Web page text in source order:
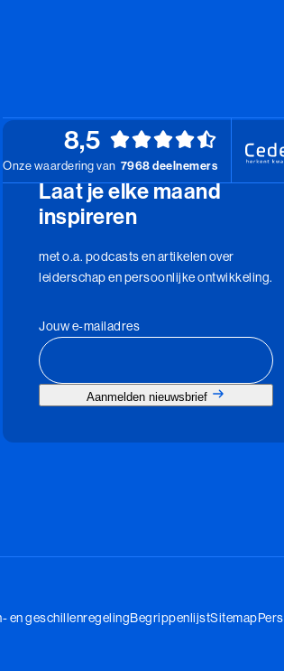
8,5
Onze waardering van 7968 deelnemers
Laat je elke maand
inspireren
met o.a. podcasts en artikelen over
leiderschap en persoonlijke ontwikkeling.
Jouw e-mailadres
Aanmelden nieuwsbrief
en geschillenregelingBegrippenlijstSitemapPers